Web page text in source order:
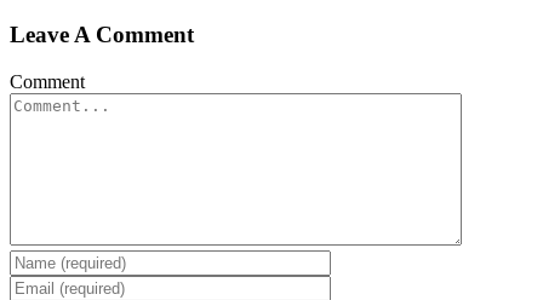
Leave A Comment
Comment